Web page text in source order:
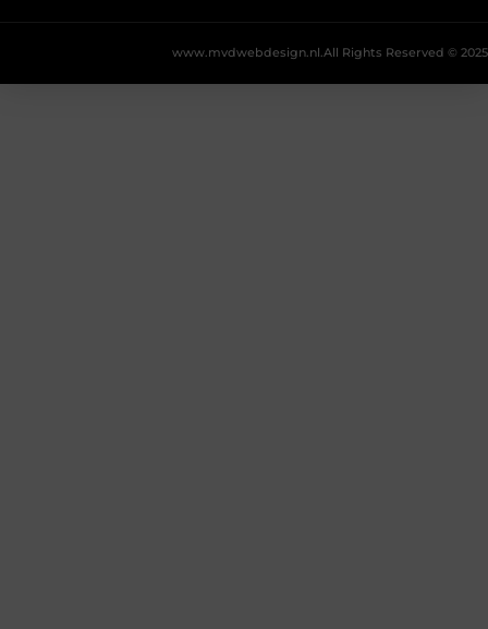
All Rights Reserved © 2025
www.mvdwebdesign.nl.